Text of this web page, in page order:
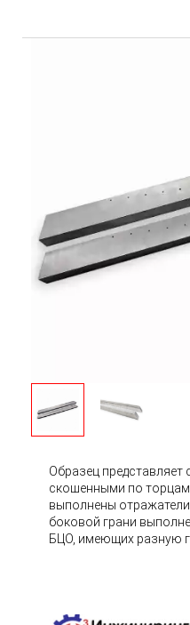
Образец представляет
скошенными по
выполнены
боковой грани
БЦО, имеющих разную